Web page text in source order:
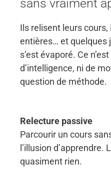
sans vraiment
Ils relisent leurs
entières… et quelques
s’est évaporé. Ce
d’intelligence, ni de
question de méthode.
Relecture passive
Parcourir un cours
l’illusion d’apprendre.
quasiment rien.